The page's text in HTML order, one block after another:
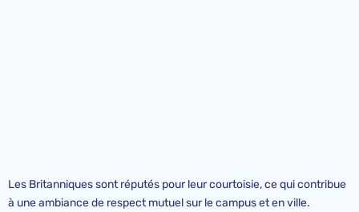
Les Britanniques sont réputés pour leur courtoisie, ce qui contribue
à une ambiance de respect mutuel sur le campus et en ville.